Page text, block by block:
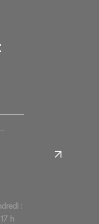
:
h